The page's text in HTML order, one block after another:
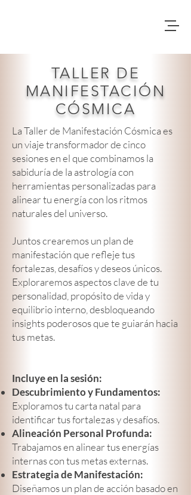
TALLER DE
MANIFESTACIÓN
CÓSMICA
La Taller de Manifestación Cósmica es
un viaje transformador de cinco
sesiones en el que combinamos la
sabiduría de la astrología con
herramientas personalizadas para
alinear tu energía con los ritmos
naturales del universo.
Juntos crearemos un plan de
manifestación que refleje tus
fortalezas, desafíos y deseos únicos.
Exploraremos aspectos clave de tu
personalidad, propósito de vida y
equilibrio interno, desbloqueando
insights poderosos que te guiarán hacia
tus metas.
Incluye en la sesión:
Descubrimiento y Fundamentos:
Exploramos tu carta natal para
identificar tus fortalezas y desafíos.
Alineación Personal Profunda:
Trabajamos en alinear tus energías
internas con tus metas externas.
Estrategia de Manifestación:
Diseñamos un plan de acción basado en